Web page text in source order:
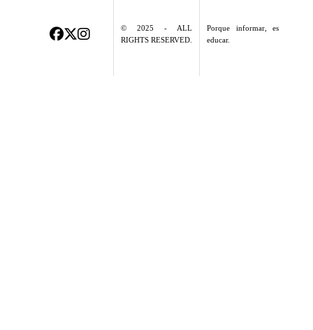
© 2025 - ALL
RIGHTS RESERVED.
Porque informar, es
educar.